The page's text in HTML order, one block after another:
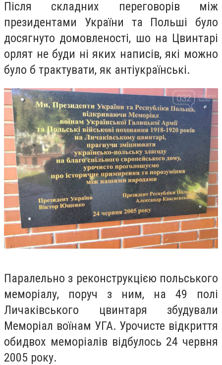
Після складних переговорів між
президентами України та Польші було
досягнуто домовленості, шо на Цвинтарі
орлят не буди ні яких написів, які можно
було б трактувати, як антіукраїнські.
Паралельно з реконструкцією польського
меморіалу, поруч з ним, на 49 полі
Личаківського цвинтаря збудували
Меморіал воїнам УГА. Урочисте відкриття
обидвох меморіалів відбулось 24 червня
2005 року.